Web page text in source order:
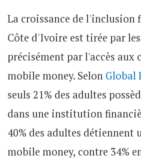
La croissance de l'inclusion
Côte d'Ivoire est tirée par les
précisément par l'accès aux
mobile money. Selon Global
seuls 21% des adultes
dans une institution
40% des adultes détiennent
mobile money, contre 34%